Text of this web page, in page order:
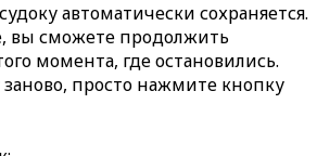
автоматически сохраняется.
вы сможете продолжить
момента, где остановились.
просто нажмите кнопку